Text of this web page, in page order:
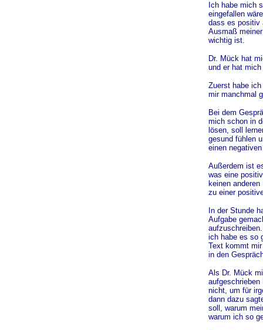
Ich habe mich
eingefallen
dass es positiv
Ausmaß
wichtig ist.
Dr. Mück hat
und er hat
Zuerst habe
mir manchmal
Bei dem
mich schon in
lösen, soll
gesund fühlen
einen
Außerdem ist
was eine
keinen
zu einer
In der Stunde
Aufgabe
ich habe es so
Text kommt
in den
Als Dr. Mück
nicht, um für
dann dazu
soll, warum
warum ich so